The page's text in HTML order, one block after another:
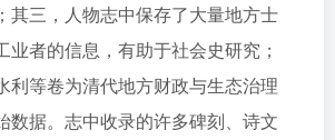
其三，人物志中保存了大量地方士
业者的信息，有助于社会史研究；
利等卷为清代地方财政与生态治理
数据。志中收录的许多碑刻、诗文